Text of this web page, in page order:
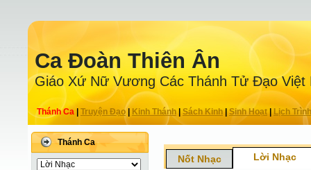
Ca Ðoàn Thiên Ân
Giáo Xứ Nữ Vương Các Thánh Tử Ðạo Việt
Thánh Ca Truyện Ðạo| Kinh Thánh Sách Kinh|Sinh Hoạt| Lịch Trình
Thánh Ca
Nốt Nhạc Lời Nhạc